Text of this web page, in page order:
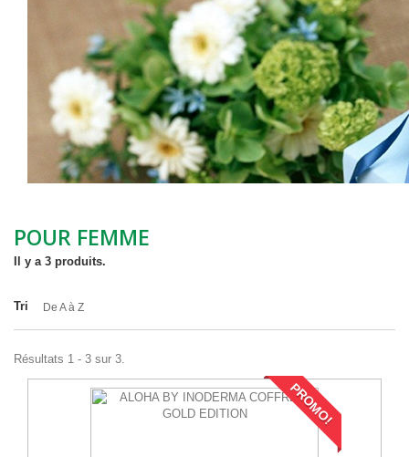
POUR FEMME
Il y a 3 produits.
Tri De A à Z
Résultats 1 - 3 sur 3.
PROMO!